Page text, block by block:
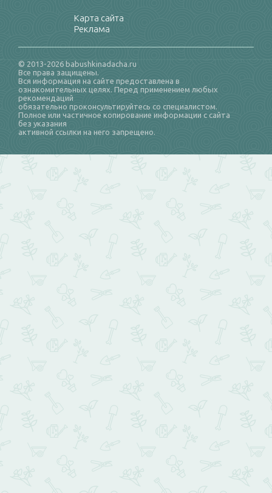
Карта сайта
Реклама
© 2013-2026 babushkinadacha.ru
Все права защищены.
Вся информация на сайте предоставлена в
ознакомительных целях. Перед применением любых
рекомендаций
обязательно проконсультируйтесь со специалистом.
Полное или частичное копирование информации с сайта
без указания
активной ссылки на него запрещено.